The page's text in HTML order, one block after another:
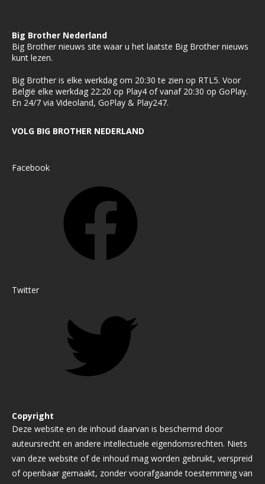
Big Brother Nederland
Big Brother nieuws site waar u het laatste Big Brother nieuws
kunt lezen.
Big Brother is elke werkdag om 20:30 te zien op RTL5. Voor
België elke werkdag 22:20 op Play4 of vanaf 20:30 op GoPlay.
En 24/7 via Videoland, GoPlay & Play247.
VOLG BIG BROTHER NEDERLAND
Facebook
Twitter
Copyright
Deze website en de inhoud daarvan is beschermd door
auteursrecht en andere intellectuele eigendomsrechten. Niets
van deze website of de inhoud mag worden gebruikt, verspreid
of openbaar gemaakt, zonder voorafgaande toestemming van